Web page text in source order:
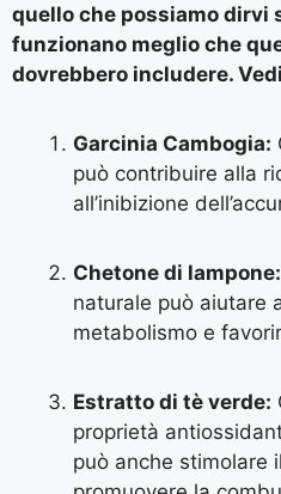
quello che possiamo dirvi
funzionano meglio che
dovrebbero includere.
Garcinia Cambogia:
può contribuire alla
all’inibizione
Chetone di lampone:
naturale può aiutare
metabolismo e
Estratto di tè verde:
proprietà
può anche stimolare